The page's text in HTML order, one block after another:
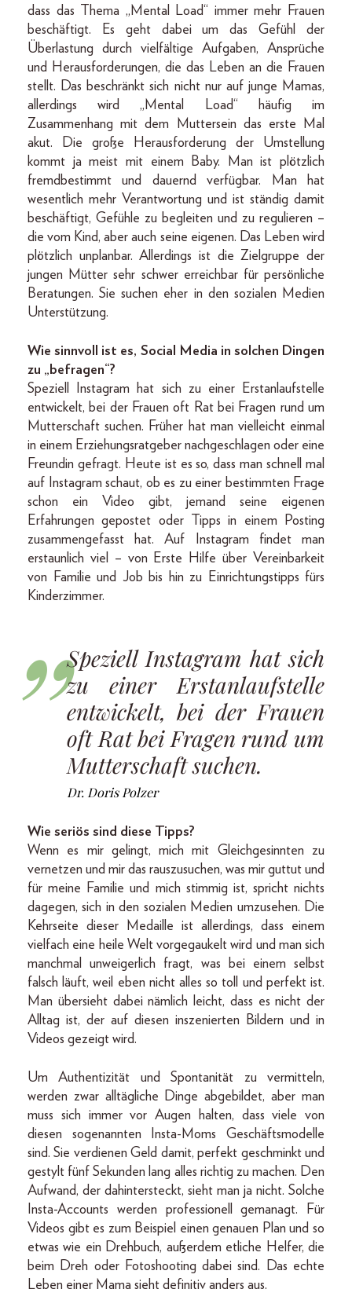
dass das Thema „Mental Load“ immer mehr Frauen
beschäftigt. Es geht dabei um das Gefühl der
Überlastung durch vielfältige Aufgaben, Ansprüche
und Herausforderungen, die das Leben an die Frauen
stellt. Das beschränkt sich nicht nur auf junge Mamas,
allerdings wird „Mental Load“ häufig im
Zusammenhang mit dem Muttersein das erste Mal
akut. Die große Herausforderung der Umstellung
kommt ja meist mit einem Baby. Man ist plötzlich
fremdbestimmt und dauernd verfügbar. Man hat
wesentlich mehr Verantwortung und ist ständig damit
beschäftigt, Gefühle zu begleiten und zu regulieren –
die vom Kind, aber auch seine eigenen. Das Leben wird
plötzlich unplanbar. Allerdings ist die Zielgruppe der
jungen Mütter sehr schwer erreichbar für persönliche
Beratungen. Sie suchen eher in den sozialen Medien
Unterstützung.
Wie sinnvoll ist es, Social Media in solchen Dingen
zu „befragen“?
Speziell Instagram hat sich zu einer Erstanlaufstelle
entwickelt, bei der Frauen oft Rat bei Fragen rund um
Mutterschaft suchen. Früher hat man vielleicht einmal
in einem Erziehungsratgeber nachgeschlagen oder eine
Freundin gefragt. Heute ist es so, dass man schnell mal
auf Instagram schaut, ob es zu einer bestimmten Frage
schon ein Video gibt, jemand seine eigenen
Erfahrungen gepostet oder Tipps in einem Posting
zusammengefasst hat. Auf Instagram findet man
erstaunlich viel – von Erste Hilfe über Vereinbarkeit
von Familie und Job bis hin zu Einrichtungstipps fürs
Kinderzimmer.
Speziell Instagram hat sich
zu einer Erstanlaufstelle
entwickelt, bei der Frauen
oft Rat bei Fragen rund um
Mutterschaft suchen.
Dr. Doris Polzer
Wie seriös sind diese Tipps?
Wenn es mir gelingt, mich mit Gleichgesinnten zu
vernetzen und mir das rauszusuchen, was mir guttut und
für meine Familie und mich stimmig ist, spricht nichts
dagegen, sich in den sozialen Medien umzusehen. Die
Kehrseite dieser Medaille ist allerdings, dass einem
vielfach eine heile Welt vorgegaukelt wird und man sich
manchmal unweigerlich fragt, was bei einem selbst
falsch läuft, weil eben nicht alles so toll und perfekt ist.
Man übersieht dabei nämlich leicht, dass es nicht der
Alltag ist, der auf diesen inszenierten Bildern und in
Videos gezeigt wird.
Um Authentizität und Spontanität zu vermitteln,
werden zwar alltägliche Dinge abgebildet, aber man
muss sich immer vor Augen halten, dass viele von
diesen sogenannten Insta-Moms Geschäftsmodelle
sind. Sie verdienen Geld damit, perfekt geschminkt und
gestylt fünf Sekunden lang alles richtig zu machen. Den
Aufwand, der dahintersteckt, sieht man ja nicht. Solche
Insta-Accounts werden professionell gemanagt. Für
Videos gibt es zum Beispiel einen genauen Plan und so
etwas wie ein Drehbuch, außerdem etliche Helfer, die
beim Dreh oder Fotoshooting dabei sind. Das echte
Leben einer Mama sieht definitiv anders aus.